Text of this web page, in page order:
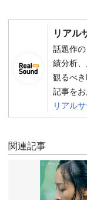
リアル
話題作
績分析
観るべ
記事をお
リアル
関連記事